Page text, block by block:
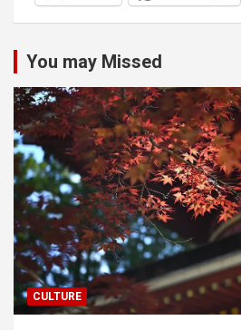
You may Missed
CULTURE